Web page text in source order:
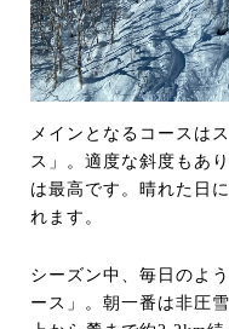
メインとなるコースは
ス」。適度な斜度もあ
は最高です。晴れた日
れます。
シーズン中、毎日のよ
ース」。朝一番は非圧